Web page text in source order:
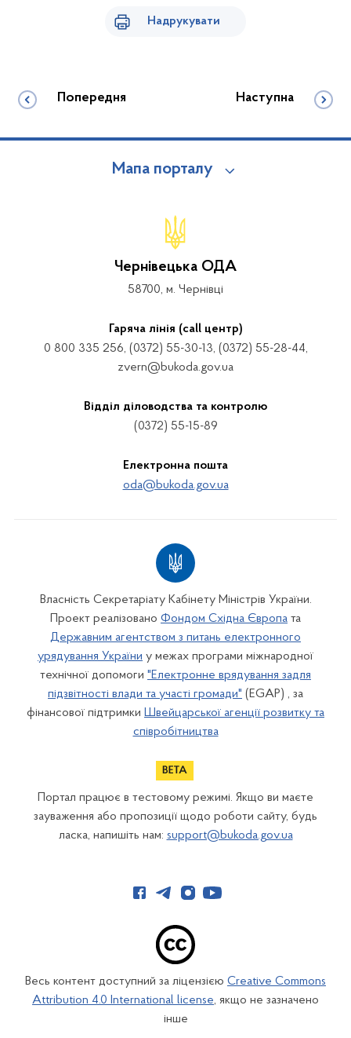
Надрукувати
Попередня Наступна
Мапа порталу
Чернівецька ОДА
58700, м. Чернівці
Гаряча лінія (call центр)
0 800 335 256, (0372) 55-30-13, (0372) 55-28-44,
zvern@bukoda.gov.ua
Відділ діловодства та контролю
(0372) 55-15-89
Електронна пошта
oda@bukoda.gov.ua
Власність Секретаріату Кабінету Міністрів України.
Проект реалізовано Фондом Східна Європа та
Державним агентством з питань електронного
урядування України у межах програми міжнародної
технічної допомоги "Електронне врядування задля
підзвітності влади та участі громади" (EGAP) , за
фінансової підтримки Швейцарської агенції розвитку та
співробітництва
Портал працює в тестовому режимі. Якщо ви маєте
зауваження або пропозиції щодо роботи сайту, будь
ласка, напишіть нам: support@bukoda.gov.ua
Весь контент доступний за ліцензією Creative Commons
Attribution 4.0 International license, якщо не зазначено
інше